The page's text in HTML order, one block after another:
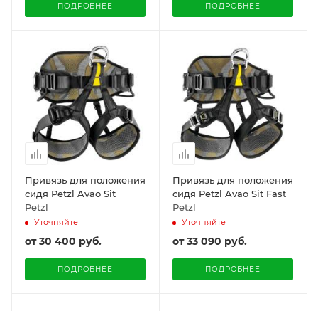
ПОДРОБНЕЕ ПОДРОБНЕЕ
Привязь для положения
сидя Petzl Avao Sit
Petzl
Уточняйте
от30 400 руб.
ПОДРОБНЕЕ
Привязь для положения
сидя Petzl Avao Sit Fast
Petzl
Уточняйте
от33 090 руб.
ПОДРОБНЕЕ